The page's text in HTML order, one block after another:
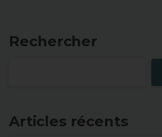
Rechercher
Articles récents